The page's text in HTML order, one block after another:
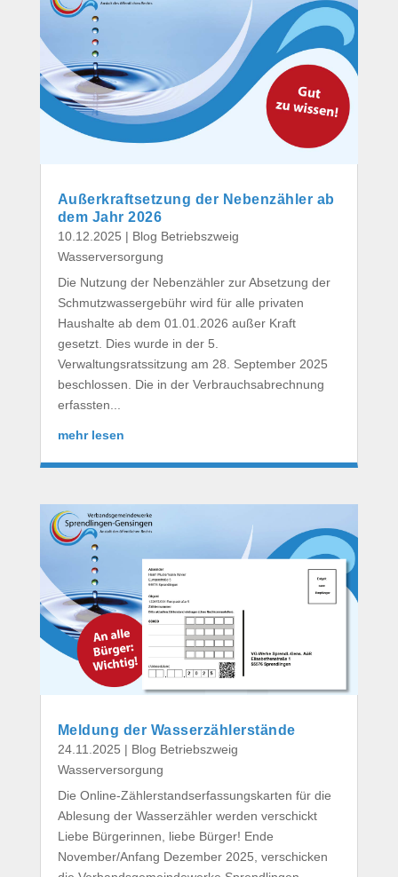
Außerkraftsetzung der Nebenzähler ab
dem Jahr 2026
10.12.2025 | Blog Betriebszweig
Wasserversorgung
Die Nutzung der Nebenzähler zur Absetzung der
Schmutzwassergebühr wird für alle privaten
Haushalte ab dem 01.01.2026 außer Kraft
gesetzt. Dies wurde in der 5.
Verwaltungsratssitzung am 28. September 2025
beschlossen. Die in der Verbrauchsabrechnung
erfassten...
mehr lesen
Meldung der Wasserzählerstände
24.11.2025 | Blog Betriebszweig
Wasserversorgung
Die Online-Zählerstandserfassungskarten für die
Ablesung der Wasserzähler werden verschickt
Liebe Bürgerinnen, liebe Bürger! Ende
November/Anfang Dezember 2025, verschicken